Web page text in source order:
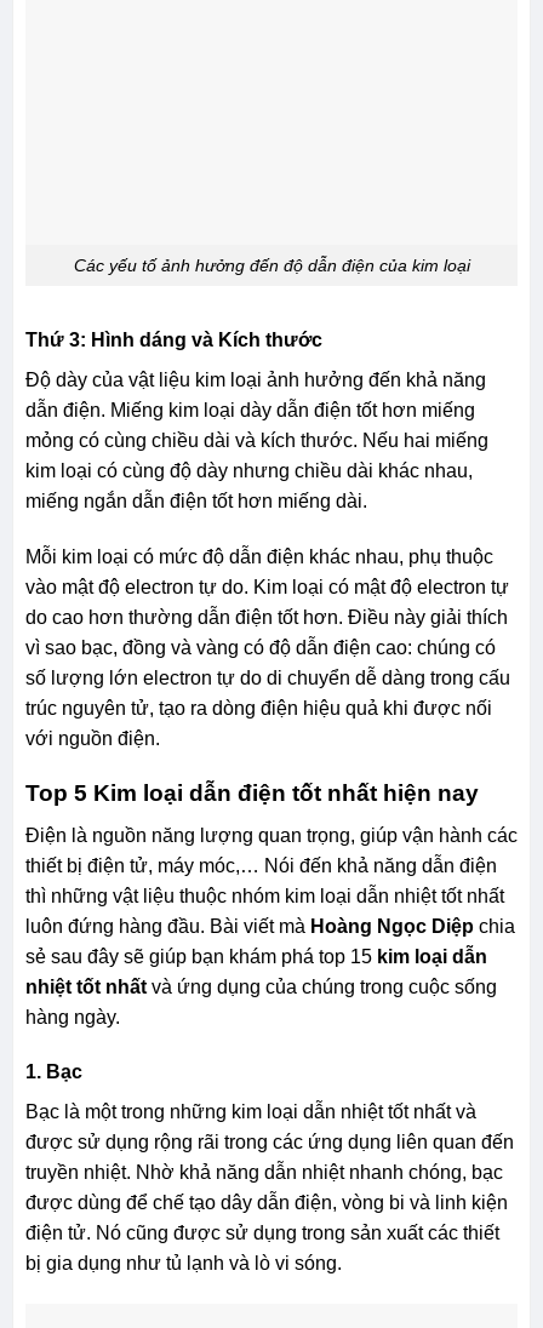
Các yếu tố ảnh hưởng đến độ dẫn điện của kim loại
Thứ 3: Hình dáng và Kích thước
Độ dày của vật liệu kim loại ảnh hưởng đến khả năng
dẫn điện. Miếng kim loại dày dẫn điện tốt hơn miếng
mỏng có cùng chiều dài và kích thước. Nếu hai miếng
kim loại có cùng độ dày nhưng chiều dài khác nhau,
miếng ngắn dẫn điện tốt hơn miếng dài.
Mỗi kim loại có mức độ dẫn điện khác nhau, phụ thuộc
vào mật độ electron tự do. Kim loại có mật độ electron tự
do cao hơn thường dẫn điện tốt hơn. Điều này giải thích
vì sao bạc, đồng và vàng có độ dẫn điện cao: chúng có
số lượng lớn electron tự do di chuyển dễ dàng trong cấu
trúc nguyên tử, tạo ra dòng điện hiệu quả khi được nối
với nguồn điện.
Top 5 Kim loại dẫn điện tốt nhất hiện nay
Điện là nguồn năng lượng quan trọng, giúp vận hành các
thiết bị điện tử, máy móc,… Nói đến khả năng dẫn điện
thì những vật liệu thuộc nhóm kim loại dẫn nhiệt tốt nhất
luôn đứng hàng đầu. Bài viết mà Hoàng Ngọc Diệpchia
sẻ sau đây sẽ giúp bạn khám phá top 15 kim loại dẫn
nhiệt tốt nhấtvà ứng dụng của chúng trong cuộc sống
hàng ngày.
1. Bạc
Bạc là một trong những kim loại dẫn nhiệt tốt nhất và
được sử dụng rộng rãi trong các ứng dụng liên quan đến
truyền nhiệt. Nhờ khả năng dẫn nhiệt nhanh chóng, bạc
được dùng để chế tạo dây dẫn điện, vòng bi và linh kiện
điện tử. Nó cũng được sử dụng trong sản xuất các thiết
bị gia dụng như tủ lạnh và lò vi sóng.